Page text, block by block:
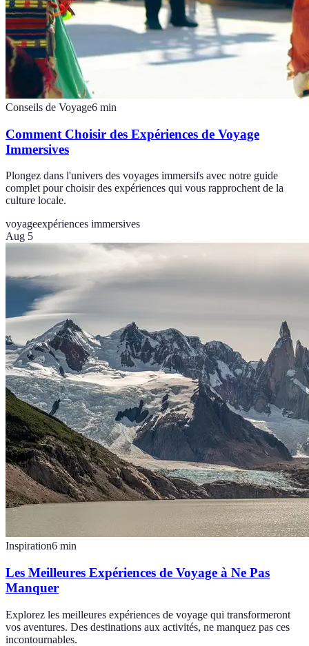
Conseils de Voyage6 min
Comment Choisir des Expériences de Voyage
Immersives
Plongez dans l'univers des voyages immersifs avec notre guide
complet pour choisir des expériences qui vous rapprochent de la
culture locale.
voyageexpériences immersives
Aug 5
Inspiration6 min
Les Meilleures Expériences de Voyage à Ne Pas
Manquer
Explorez les meilleures expériences de voyage qui transformeront
vos aventures. Des destinations aux activités, ne manquez pas ces
incontournables.